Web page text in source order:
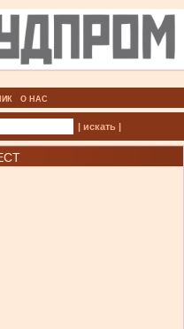
О НАС
| искать |